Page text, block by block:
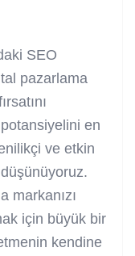
SEO
pazarlama
en
ve etkin
markanızı
için büyük bir
kendine